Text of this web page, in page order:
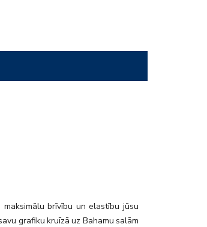
brīvību un elastību jūsu
grafiku kruīzā uz Bahamu salām